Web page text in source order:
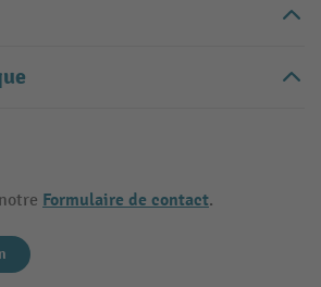
Formulaire de contact.